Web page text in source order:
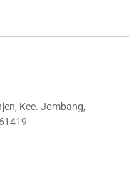
Kec. Jombang,